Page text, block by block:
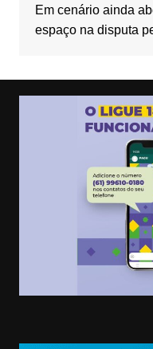
Em cenário ainda
espaço na disputa